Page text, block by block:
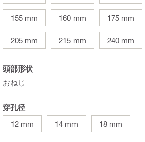
155 mm 160 mm 175 mm
205 mm 215 mm 240 mm
頭部形状
おねじ
穿孔径
12 mm
14 mm 18 mm